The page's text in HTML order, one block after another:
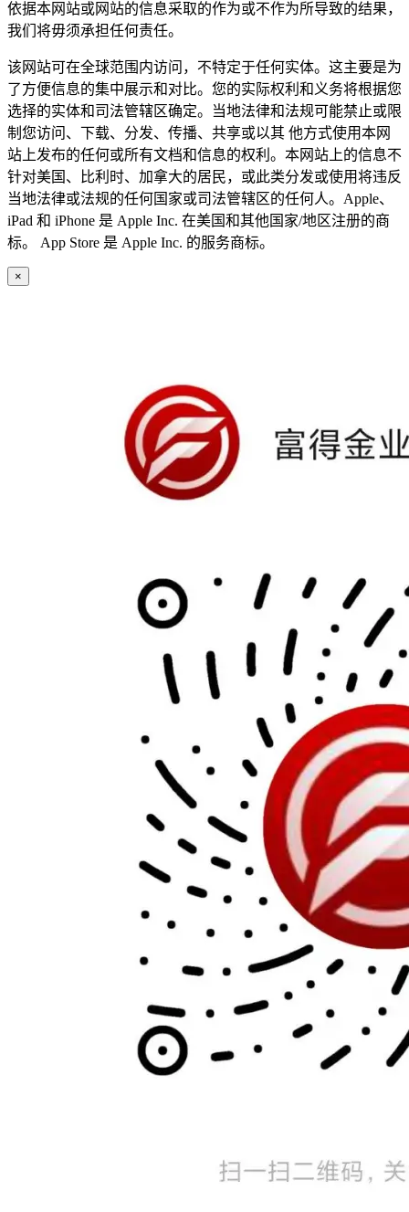
依据本网站或网站的信息采取的作为或不作为所导致的结果，
我们将毋须承担任何责任。
该网站可在全球范围内访问，不特定于任何实体。这主要是为
了方便信息的集中展示和对比。您的实际权利和义务将根据您
选择的实体和司法管辖区确定。当地法律和法规可能禁止或限
制您访问、下载、分发、传播、共享或以其 他方式使用本网
站上发布的任何或所有文档和信息的权利。本网站上的信息不
针对美国、比利时、加拿大的居民，或此类分发或使用将违反
当地法律或法规的任何国家或司法管辖区的任何人。Apple、
iPad 和 iPhone 是 Apple Inc. 在美国和其他国家/地区注册的商
标。 App Store 是 Apple Inc. 的服务商标。
×